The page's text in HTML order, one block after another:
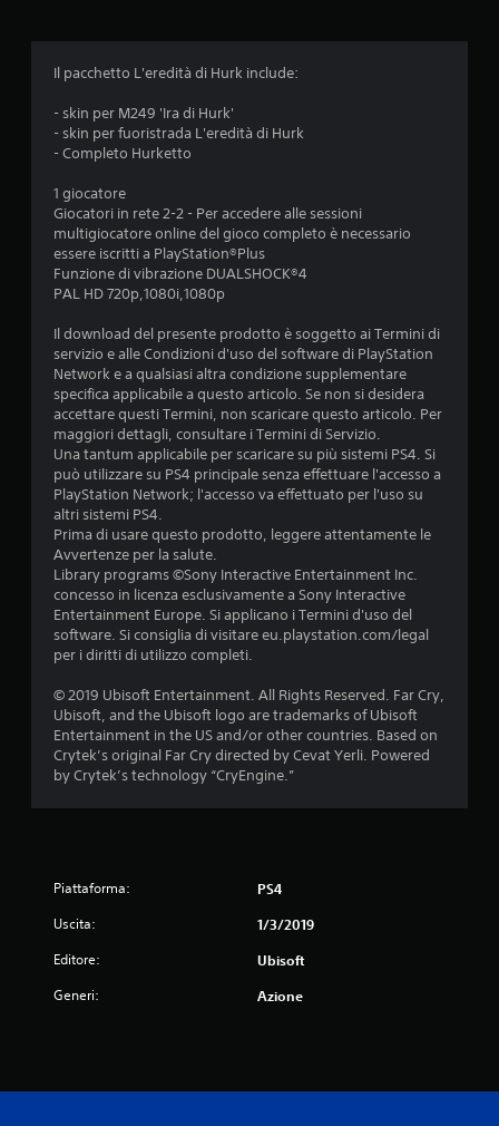
z
Il pacchetto L'eredità di Hurk include:
- skin per M249 'Ira di Hurk'
- skin per fuoristrada L'eredità di Hurk
- Completo Hurketto
1 giocatore
Giocatori in rete 2-2 - Per accedere alle sessioni
multigiocatore online del gioco completo è necessario
essere iscritti a PlayStation®Plus
Funzione di vibrazione DUALSHOCK®4
PAL HD 720p,1080i,1080p
Il download del presente prodotto è soggetto ai Termini di
servizio e alle Condizioni d'uso del software di PlayStation
Network e a qualsiasi altra condizione supplementare
specifica applicabile a questo articolo. Se non si desidera
accettare questi Termini, non scaricare questo articolo. Per
maggiori dettagli, consultare i Termini di Servizio.
Una tantum applicabile per scaricare su più sistemi PS4. Si
può utilizzare su PS4 principale senza effettuare l'accesso a
PlayStation Network; l'accesso va effettuato per l'uso su
altri sistemi PS4.
Prima di usare questo prodotto, leggere attentamente le
Avvertenze per la salute.
Library programs ©Sony Interactive Entertainment Inc.
concesso in licenza esclusivamente a Sony Interactive
Entertainment Europe. Si applicano i Termini d'uso del
software. Si consiglia di visitare eu.playstation.com/legal
per i diritti di utilizzo completi.
© 2019 Ubisoft Entertainment. All Rights Reserved. Far Cry,
Ubisoft, and the Ubisoft logo are trademarks of Ubisoft
Entertainment in the US and/or other countries. Based on
Crytek’s original Far Cry directed by Cevat Yerli. Powered
by Crytek’s technology “CryEngine.”
Piattaforma: PS4
Uscita: 1/3/2019
Editore: Ubisoft
Generi: Azione